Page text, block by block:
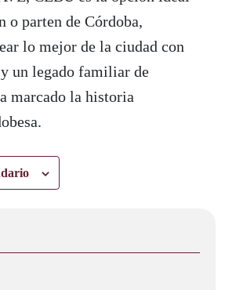
o parten de Córdoba,
lo mejor de la ciudad con
un legado familiar de
marcado la historia